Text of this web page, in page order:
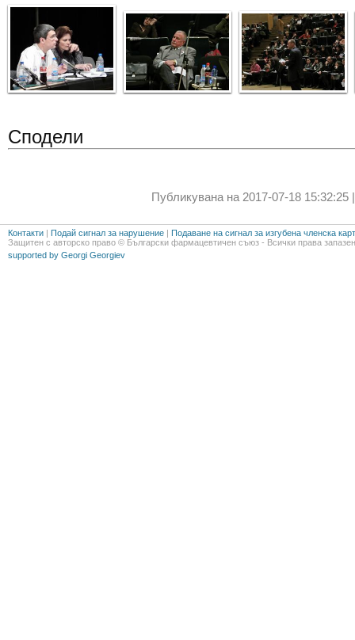
Сподели
Публикувана на 2017-07-18 15:32:25
Контакти | Подай сигнал за нарушение | Подаване на сигнал за изгубена членска
Защитен с авторско право © Български фармацевтичен съюз - Всички права
supported by Georgi Georgiev